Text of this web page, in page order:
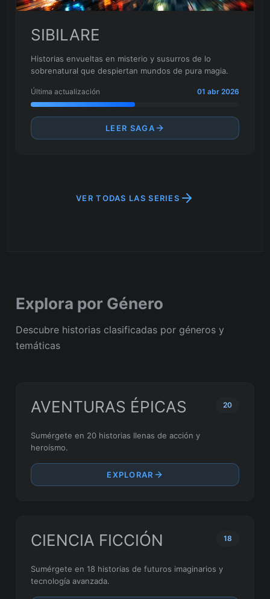
SIBILARE
Historias envueltas en misterio y susurros de lo
sobrenatural que despiertan mundos de pura magia.
Última actualización 01 abr 2026
LEER SAGA
VER TODAS LAS SERIES
Explora por Género
Descubre historias clasificadas por géneros y
temáticas
AVENTURAS ÉPICAS 20
Sumérgete en 20 historias llenas de acción y
heroísmo.
EXPLORAR
CIENCIA FICCIÓN 18
Sumérgete en 18 historias de futuros imaginarios y
tecnología avanzada.